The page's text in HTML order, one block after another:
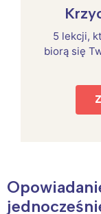
5 lekcji,
biorą się